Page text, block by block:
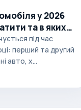
у 2026
та в яких
під час
перший та другий
авто, х...